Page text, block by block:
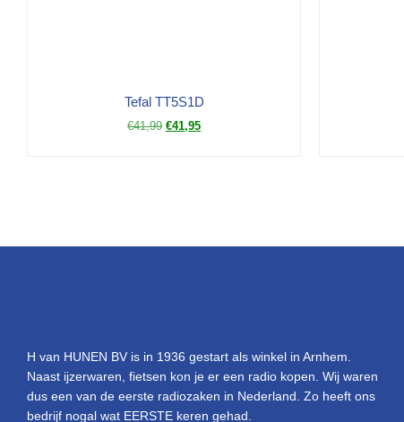
Tefal TT5S1D
€41,99 €41,95
H van HUNEN BV is in 1936 gestart als winkel in Arnhem.
Naast ijzerwaren, fietsen kon je er een radio kopen. Wij waren
dus een van de eerste radiozaken in Nederland. Zo heeft ons
bedrijf nogal wat EERSTE keren gehad.